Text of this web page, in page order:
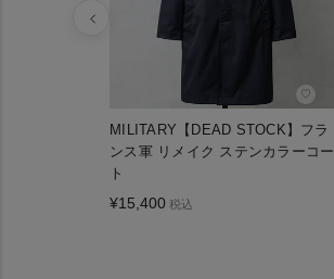
♡
MILITARY【DEAD STOCK】フラ
ンス軍 リメイク ステンカラーコー
ト
¥15,400 税込